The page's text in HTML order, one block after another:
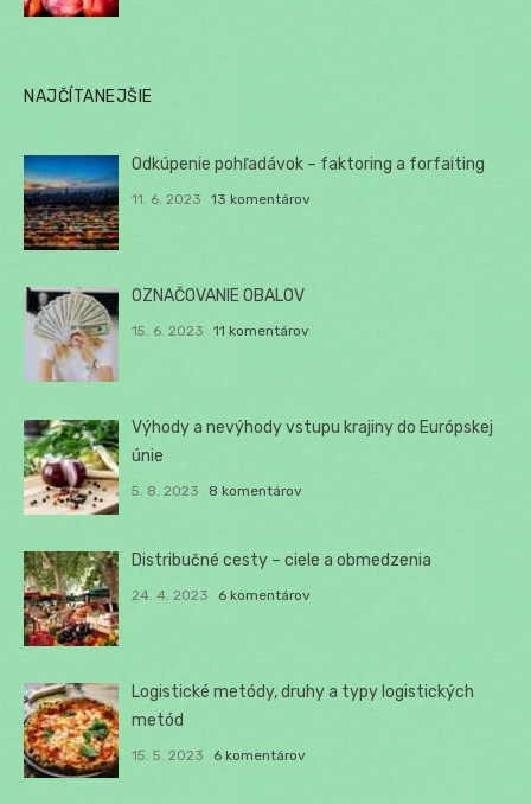
NAJČÍTANEJŠIE
Odkúpenie pohľadávok – faktoring a forfaiting
11. 6. 2023 13 komentárov
OZNAČOVANIE OBALOV
15. 6. 2023 11 komentárov
Výhody a nevýhody vstupu krajiny do Európskej
únie
5. 8. 2023 8 komentárov
Distribučné cesty – ciele a obmedzenia
24. 4. 2023 6 komentárov
Logistické metódy, druhy a typy logistických
metód
15. 5. 2023 6 komentárov